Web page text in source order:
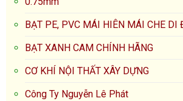
BẠT PE, PVC MÁI HIÊN MÁI CHE DI
BẠT XANH CAM CHÍNH HÃNG
CƠ KHÍ NỘI THẤT XÂY DỰNG
Công Ty Nguyễn Lê Phát